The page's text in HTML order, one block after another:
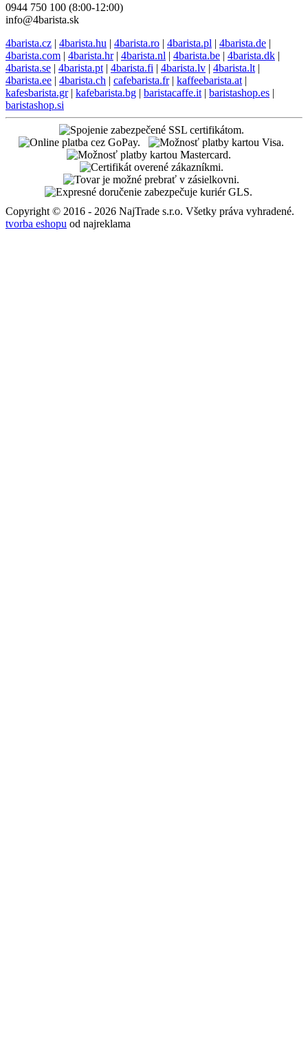
0944 750 100 (8:00-12:00)
info@4barista.sk
4barista.cz | 4barista.hu | 4barista.ro | 4barista.pl | 4barista.de |
4barista.com | 4barista.hr| 4barista.nl | 4barista.be | 4barista.dk |
4barista.se | 4barista.pt | 4barista.fi | 4barista.lv | 4barista.lt |
4barista.ee | 4barista.ch | cafebarista.fr| kaffeebarista.at |
kafesbarista.gr| kafebarista.bg | baristacaffe.it | baristashop.es |
baristashop.si
Copyright © 2016 - 2026 NajTrade s.r.o. Všetky práva vyhradené.
tvorba eshopu od najreklama